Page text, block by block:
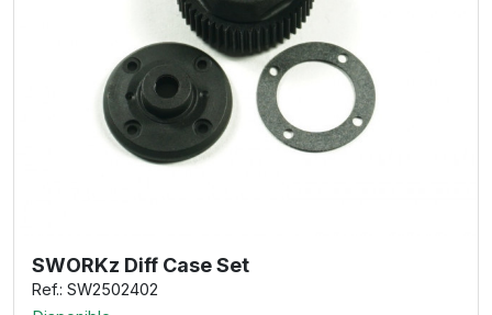
SWORKz Diff Case Set
Ref.: SW2502402